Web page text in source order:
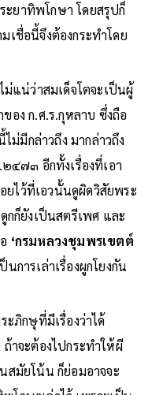
ยาทิพโกษา โดยสรุปก็
เชื่อนี้จึงต้องกระทำโดย
ม่แน่ว่าสมเด็จโตจะเป็นผู้
อง ก.ศ.ร.กุหลาบ ซึ่งถือ
ม่มีกล่าวถึง มากล่าวถึง
๔๗๓ อีกทั้งเรื่องที่เอา
ยไว้ที่เอวนั้นดูผิดวิสัยพระ
กก็ยังเป็นสตรีเพศ และ
‘กรมหลวงชุมพรเขตต์
การเล่าเรื่องผูกโยงกัน
ะภิกษุที่มีเรื่องว่าได้
ถ้าจะต้องไปกระทำให้ผี
สมัยโน้น ก็ย่อมอาจจะ